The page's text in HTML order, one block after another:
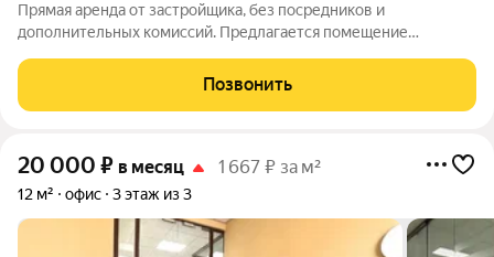
Прямая аренда от застройщика, без посредников и
дополнительных комиссий. Предлагается помещение
комплекса "Чаркова 72". Потенциальная аудитория района:11
000 человек. Технические характеристики
Позвонить
20 000 ₽ в месяц 1 667 ₽ за м²
12 м² офис 3 этаж из 3